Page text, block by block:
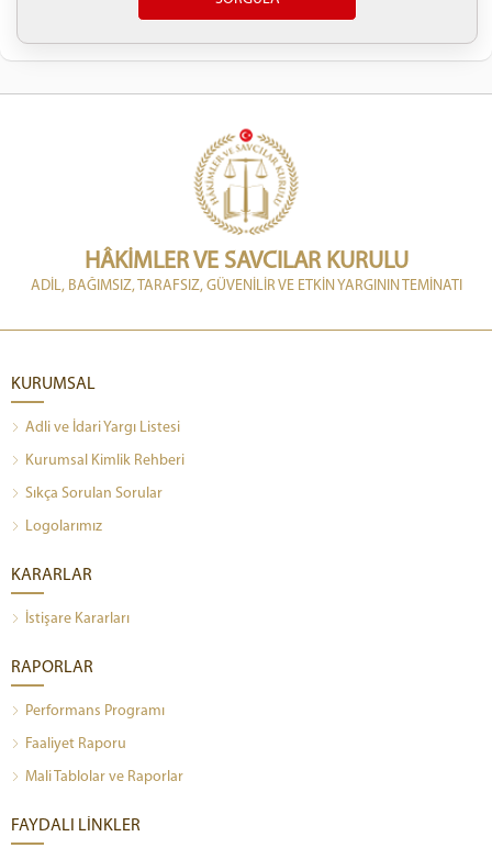
HÂKİMLER VE SAVCILAR KURULU
ADİL, BAĞIMSIZ, TARAFSIZ, GÜVENİLİR VE ETKİN YARGININ TEMİNATI
KURUMSAL
Adli ve İdari Yargı Listesi
Kurumsal Kimlik Rehberi
Sıkça Sorulan Sorular
Logolarımız
KARARLAR
İstişare Kararları
RAPORLAR
Performans Programı
Faaliyet Raporu
Mali Tablolar ve Raporlar
FAYDALI LİNKLER